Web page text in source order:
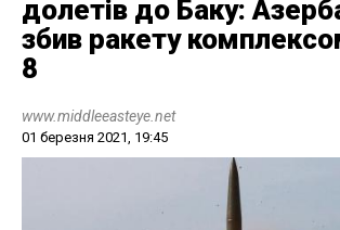
долетів до Баку:
збив ракету
8
www.middleeasteye.net
01 березня 2021, 19:45